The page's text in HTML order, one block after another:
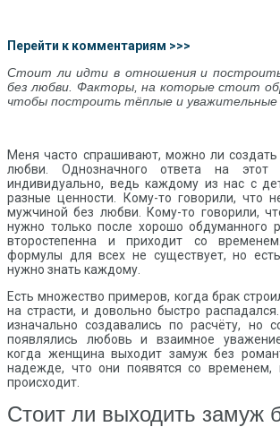
Перейти к комментариям >>>
Стоит ли идти в отношения и
без любви. Факторы, на которые стоит
чтобы построить тёплые и уважительные
Меня часто спрашивают, можно ли
любви. Однозначного ответа на этот
индивидуально, ведь каждому из нас с
разные ценности. Кому-то говорили, что
мужчиной без любви. Кому-то говорили,
нужно только после хорошо обдуманного
второстепенна и приходит со
формулы для всех не существует, но
нужно знать каждому.
Есть множество примеров, когда брак
на страсти, и довольно быстро
изначально создавались по расчёту, но
появлялись любовь и взаимное
когда женщина выходит замуж без
надежде, что они появятся со временем,
происходит.
Стоит ли выходить замуж